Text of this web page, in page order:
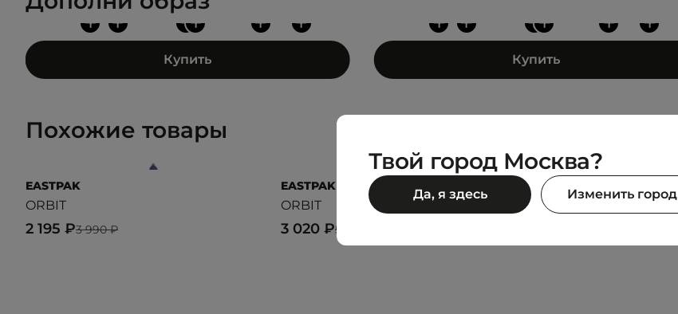
+
+
+ + +
+
Купить
+
+
+ + +
+
Купить
Похожие товары
EASTPAK
ORBIT
3 990 ₽
2 195 ₽
EASTPAK
ORBIT
5 490 ₽
3 020 ₽
EASTPAK
OUT OF OFFICE
Твой город Москва?
Да, я здесь Изменить город